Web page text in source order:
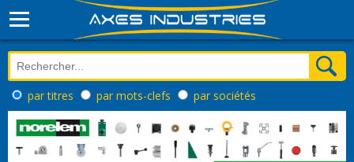
par titres par mots-clefs par sociétés